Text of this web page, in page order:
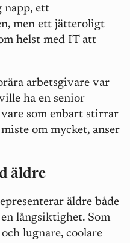
napp, ett
men ett jätteroligt
helst med IT att
arbetsgivare var
ha en senior
som enbart stirrar
om mycket, anser
äldre
äldre både
långsiktighet. Som
lugnare, coolare